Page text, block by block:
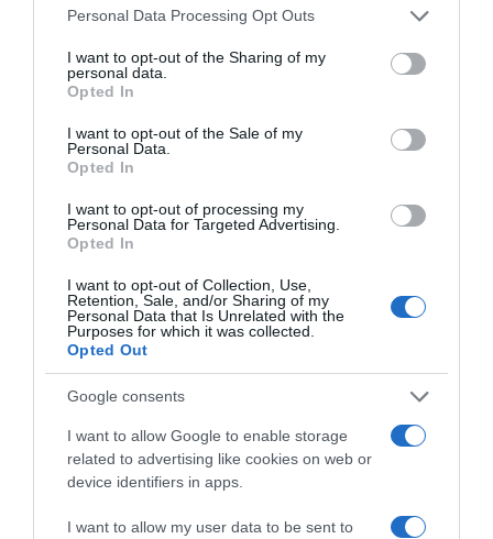
Please note that this website/app uses one or more Google
not limited to your visit or usage behaviour. You may click to
grant or deny consent to Google and its third-party tags to
use your data for below specified purposes in below Google
consent section.
Personal Data Processing Opt Outs
I want to opt-out of the Sharing of my
personal data.
Opted In
I want to opt-out of the Sale of my
Personal Data.
Opted In
I want to opt-out of processing my
Personal Data for Targeted Advertising.
Opted In
I want to opt-out of Collection, Use,
Retention, Sale, and/or Sharing of my
Personal Data that Is Unrelated with the
Purposes for which it was collected.
Opted Out
Google consents
I want to allow Google to enable storage
related to advertising like cookies on web or
device identifiers in apps.
I want to allow my user data to be sent to
Ακολούθησε το debater.gr στο
Google News
και μάθετε πρώτοι όλες τις ειδήσεις
Share Tweet
ΚΕΦΑΛΟΝΙΑ ΝΑΥΑΓΟΣΩΣΤΗΣ